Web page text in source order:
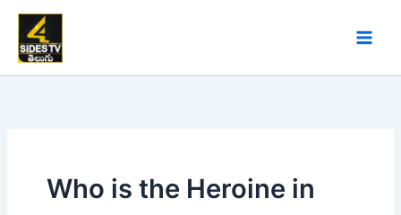
Skip
content
Who is the Heroine in